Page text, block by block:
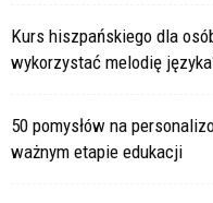
Kurs hiszpańskiego dla
wykorzystać melodię
50 pomysłów na
ważnym etapie edukacji